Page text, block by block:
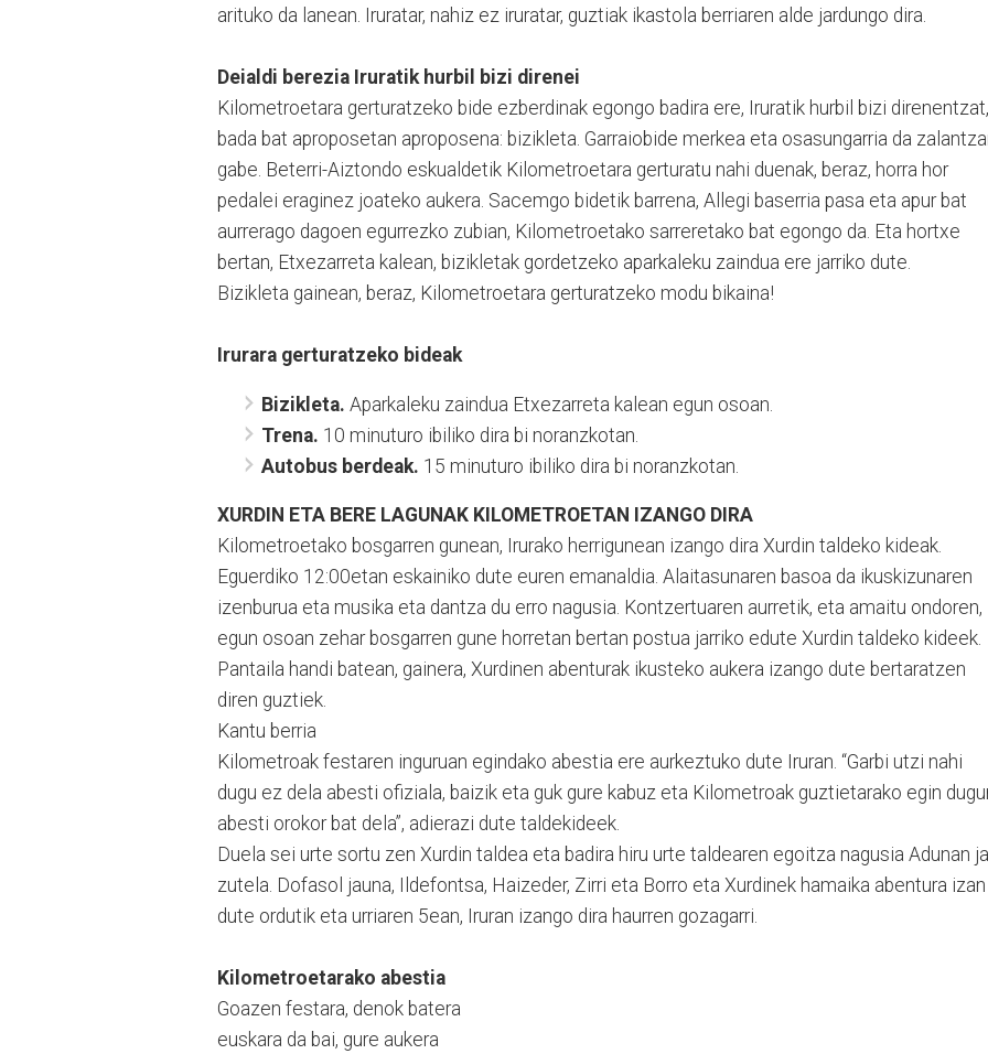
arituko da lanean. Iruratar, nahiz ez iruratar, guztiak ikastola berriaren alde jardungo dira.
Deialdi berezia Iruratik hurbil bizi direnei
Kilometroetara gerturatzeko bide ezberdinak egongo badira ere, Iruratik hurbil bizi direnentzat,
bada bat aproposetan aproposena: bizikleta. Garraiobide merkea eta osasungarria da
gabe. Beterri-Aiztondo eskualdetik Kilometroetara gerturatu nahi duenak, beraz, horra hor
pedalei eraginez joateko aukera. Sacemgo bidetik barrena, Allegi baserria pasa eta apur bat
aurrerago dagoen egurrezko zubian, Kilometroetako sarreretako bat egongo da. Eta hortxe
bertan, Etxezarreta kalean, bizikletak gordetzeko aparkaleku zaindua ere jarriko dute.
Bizikleta gainean, beraz, Kilometroetara gerturatzeko modu bikaina!
Irurara gerturatzeko bideak
Bizikleta. Aparkaleku zaindua Etxezarreta kalean egun osoan.
Trena. 10 minuturo ibiliko dira bi noranzkotan.
Autobus berdeak. 15 minuturo ibiliko dira bi noranzkotan.
XURDIN ETA BERE LAGUNAK KILOMETROETAN IZANGO DIRA
Kilometroetako bosgarren gunean, Irurako herrigunean izango dira Xurdin taldeko kideak.
Eguerdiko 12:00etan eskainiko dute euren emanaldia. Alaitasunaren basoa da ikuskizunaren
izenburua eta musika eta dantza du erro nagusia. Kontzertuaren aurretik, eta amaitu ondoren,
egun osoan zehar bosgarren gune horretan bertan postua jarriko edute Xurdin taldeko kideek.
Pantaila handi batean, gainera, Xurdinen abenturak ikusteko aukera izango dute bertaratzen
diren guztiek.
Kantu berria
Kilometroak festaren inguruan egindako abestia ere aurkeztuko dute Iruran. “Garbi utzi nahi
dugu ez dela abesti ofiziala, baizik eta guk gure kabuz eta Kilometroak guztietarako egin
abesti orokor bat dela”, adierazi dute taldekideek.
Duela sei urte sortu zen Xurdin taldea eta badira hiru urte taldearen egoitza nagusia Adunan
zutela. Dofasol jauna, Ildefontsa, Haizeder, Zirri eta Borro eta Xurdinek hamaika abentura izan
dute ordutik eta urriaren 5ean, Iruran izango dira haurren gozagarri.
Kilometroetarako abestia
Goazen festara, denok batera
euskara da bai, gure aukera